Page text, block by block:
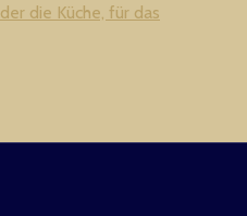
die Küche, für das